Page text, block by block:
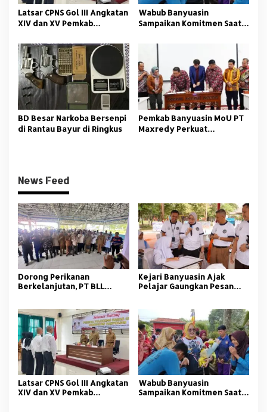
Latsar CPNS Gol III Angkatan
XIV dan XV Pemkab
Wabub Banyuasin
Sampaikan Komitmen Saat
Nasional
BD Besar Narkoba Bersenpi
di Rantau Bayur di Ringkus
Pemkab Banyuasin MoU PT
Maxredy Perkuat
News Feed
Dorong Perikanan
Berkelanjutan, PT BLL
Tangkap
Kejari Banyuasin Ajak
Pelajar Gaungkan Pesan
Latsar CPNS Gol III Angkatan
XIV dan XV Pemkab
Wabub Banyuasin
Sampaikan Komitmen Saat